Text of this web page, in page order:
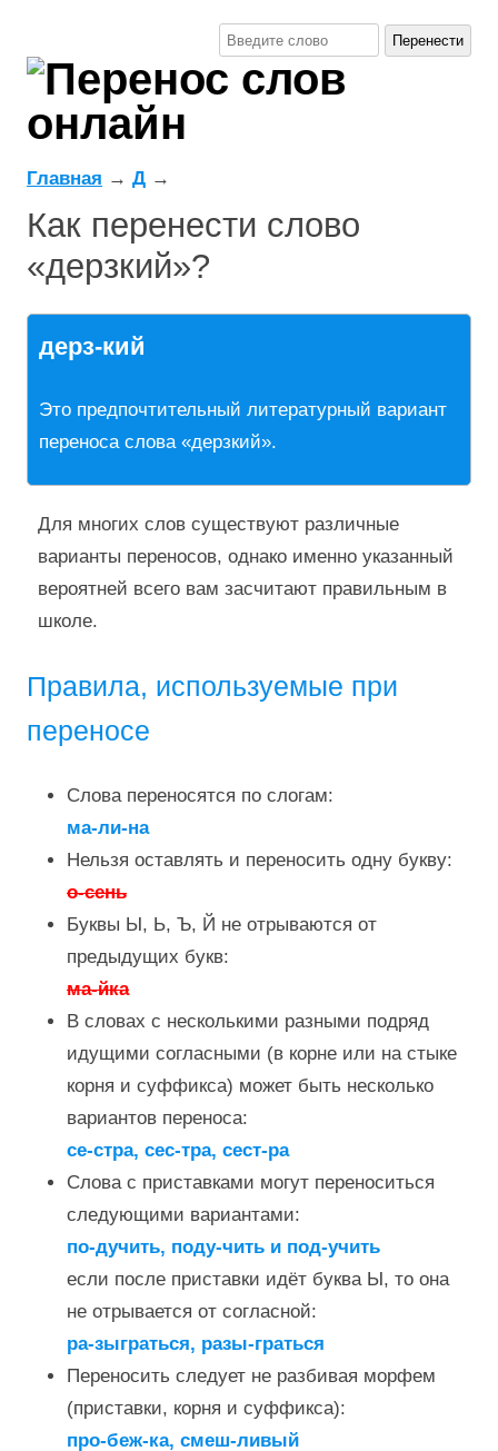
Главная → Д →
Как перенести слово
«дерзкий»?
дерз-кий
Это предпочтительный литературный вариант
переноса слова «дерзкий».
Для многих слов существуют различные
варианты переносов, однако именно указанный
вероятней всего вам засчитают правильным в
школе.
Правила, используемые при
переносе
Слова переносятся по слогам:
ма-ли-на
Нельзя оставлять и переносить одну букву:
о-сень
Буквы Ы, Ь, Ъ, Й не отрываются от
предыдущих букв:
ма-йка
В словах с несколькими разными подряд
идущими согласными (в корне или на стыке
корня и суффикса) может быть несколько
вариантов переноса:
се-стра, сес-тра, сест-ра
Слова с приставками могут переноситься
следующими вариантами:
по-дучить, поду-чить и под-учить
если после приставки идёт буква Ы, то она
не отрывается от согласной:
ра-зыграться, разы-граться
Переносить следует не разбивая морфем
(приставки, корня и суффикса):
про-беж-ка, смеш-ливый